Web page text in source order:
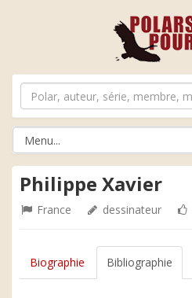
Philippe Xavier
France dessinateur
Biographie Bibliographie